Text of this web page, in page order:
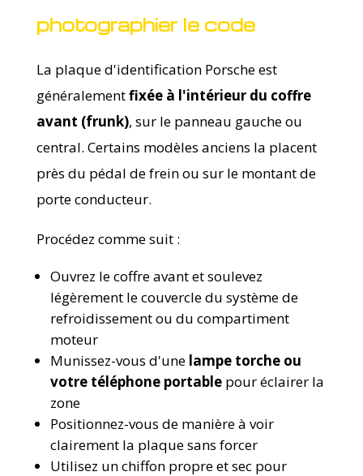
photographier le code
La plaque d'identification Porsche est
généralementfixée à l'intérieur du coffre
avant (frunk), sur le panneau gauche ou
central. Certains modèles anciens la placent
près du pédal de frein ou sur le montant de
porte conducteur.
Procédez comme suit :
Ouvrez le coffre avant et soulevez
légèrement le couvercle du système de
refroidissement ou du compartiment
moteur
Munissez-vous d'une lampe torche ou
votre téléphone portablepour éclairer la
zone
Positionnez-vous de manière à voir
clairement la plaque sans forcer
Utilisez un chiffon propre et sec pour